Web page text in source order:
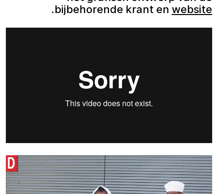
bijbehorende krant en website
.